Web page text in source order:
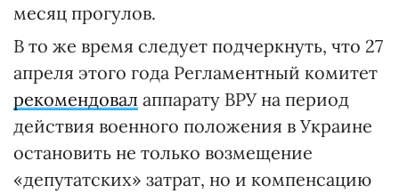
месяц прогулов.
В то же время следует подчеркнуть, что 27
апреля этого года Регламентный комитет
рекомендовал аппарату ВРУ на период
действия военного положения в Украине
остановить не только возмещение
«депутатских» затрат, но и компенсацию